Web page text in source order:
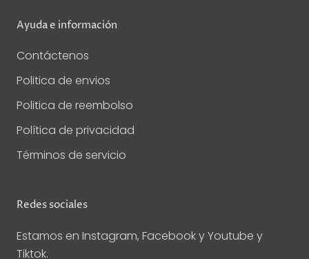
Ayuda e información
Contáctenos
Politica de envios
Politica de reembolso
Política de privacidad
Términos de servicio
Redes sociales
Estamos en Instagram, Facebook y Youtube y
Tiktok.